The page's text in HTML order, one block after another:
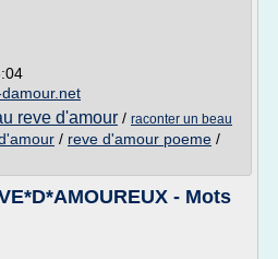
reve d'amour / raconter un beau
/ reve d'amour poeme /
- Mots